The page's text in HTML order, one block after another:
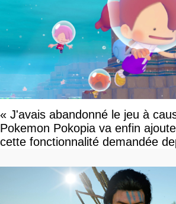
« J'avais abandonné le jeu à
Pokemon Pokopia va enfin
cette fonctionnalité demandée